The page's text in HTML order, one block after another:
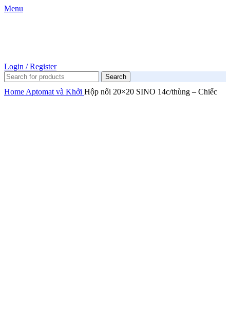
Menu
Login / Register
Search
Home Aptomat và Khởi Hộp nối 20×20 SINO 14c/thùng – Chiếc